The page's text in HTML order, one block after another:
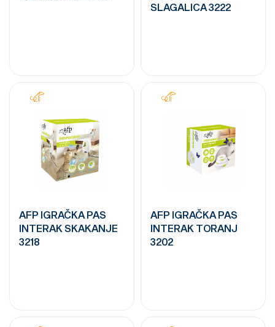
SLAGALICA 3222
AFP IGRAČKA PAS
INTERAK SKAKANJE
3218
AFP IGRAČKA PAS
INTERAK TORANJ
3202